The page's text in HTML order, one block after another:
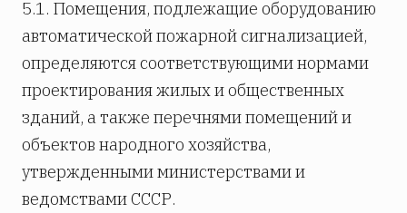
5.1. Помещения, подлежащие оборудованию
автоматической пожарной сигнализацией,
определяются соответствующими нормами
проектирования жилых и общественных
зданий, а также перечнями помещений и
объектов народного хозяйства,
утвержденными министерствами и
ведомствами СССР.